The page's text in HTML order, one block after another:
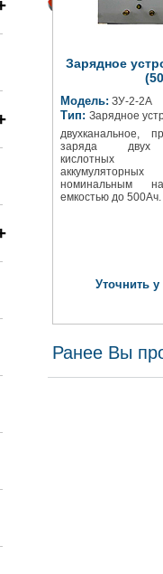
Зарядное
Модель: ЗУ-2-2А
Тип: Зарядное
двухканальное,
заряда двух
кислотных
номинальным
емкостью до 500Ач.
Уточнить
Ранее Вы